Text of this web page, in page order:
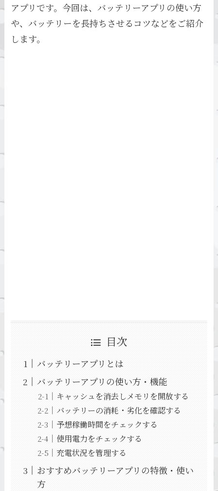
アプリです。今回は、バッテリーアプリの使い方
や、バッテリーを長持ちさせるコツなどをご紹介
します。
目次
バッテリーアプリとは
バッテリーアプリの使い方・機能
キャッシュを消去しメモリを開放する
バッテリーの消耗・劣化を確認する
予想稼働時間をチェックする
使用電力をチェックする
充電状況を管理する
おすすめバッテリーアプリの特徴・使い
方